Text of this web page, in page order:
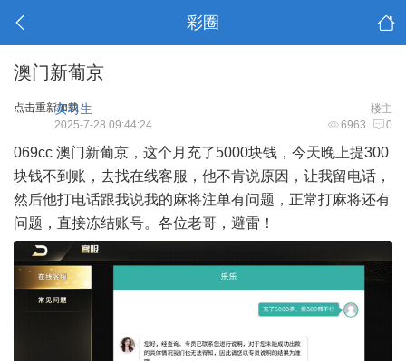
彩圈
澳门新葡京
点击重新加载 楼主
实习生
6963 0
2025-7-28 09:44:24
069cc 澳门新葡京，这个月充了5000块钱，今天晚上提300
块钱不到账，去找在线客服，他不肯说原因，让我留电话，
然后他打电话跟我说我的麻将注单有问题，正常打麻将还有
问题，直接冻结账号。各位老哥，避雷！